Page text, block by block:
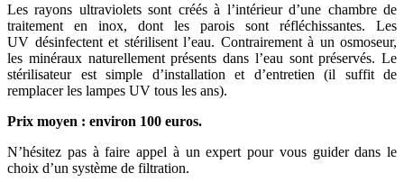
Les rayons ultraviolets sont créés à l’intérieur d’une chambre de
traitement en inox, dont les parois sont réfléchissantes. Les
UV désinfectent et stérilisent l’eau. Contrairement à un osmoseur,
les minéraux naturellement présents dans l’eau sont préservés. Le
stérilisateur est simple d’installation et d’entretien (il suffit de
remplacer les lampes UV tous les ans).
Prix moyen : environ 100 euros.
N’hésitez pas à faire appel à un expert pour vous guider dans le
choix d’un système de filtration.